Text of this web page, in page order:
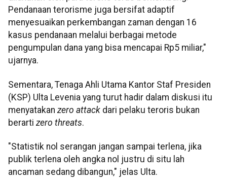
Pendanaan terorisme juga bersifat adaptif
menyesuaikan perkembangan zaman dengan 16
kasus pendanaan melalui berbagai metode
pengumpulan dana yang bisa mencapai Rp5 miliar,"
ujarnya.
Sementara, Tenaga Ahli Utama Kantor Staf Presiden
(KSP) Ulta Levenia yang turut hadir dalam diskusi itu
menyatakan zero attack dari pelaku teroris bukan
berarti zero threats.
"Statistik nol serangan jangan sampai terlena, jika
publik terlena oleh angka nol justru di situ lah
ancaman sedang dibangun," jelas Ulta.